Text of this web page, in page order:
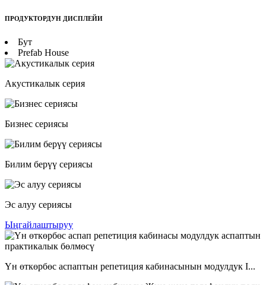
ПРОДУКТОРДУН ДИСПЛЕЙИ
Бут
Prefab House
Акустикалык серия
Бизнес сериясы
Билим берүү сериясы
Эс алуу сериясы
Ыңгайлаштыруу
Үн өткөрбөс аспаптын репетиция кабинасынын модулдук I...